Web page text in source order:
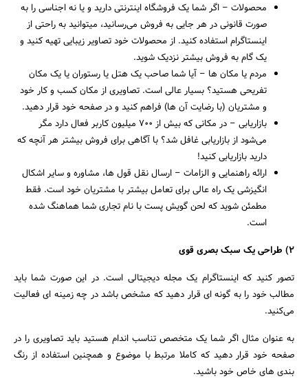
محصولات – اگر شما یک فروشگاه اینترنتی دارید و یا نه اجناسی را به
صورت قانونی در هر جایی به فروش می‌رسانید، میتوانید به راحتی از
اینستاگرام استفاده کنید. از محصولات خود تصاویر زیبایی تهیه کنید و
یک گام به فروش بیشتر نزدیک شوید.
مردم یا مکان ها – آیا شما صاحب یک هتل یا رستوران یا یک مکان
تفریحی هستید؟ بسیار عالی است. تصاویری از مکان کسب و کار خود
و مشتریان (با رضایت آن ها) فراهم کنید و در صفحه خود قرار دهید.
بازاریابی – در مکانی که بیش از ۷۰۰ میلیون کاربر فعال دارد مگر
می‌شود از بازاریابی غافل شد؟ با آگاهی برای فروش بیشتر هر آنچه که
دارید بازاریابی کنید!
ارائه راهنمایی و الزامات – ارسال نقل قول ها، مشاوره و سایر اشکال
انگیزشی یک راه عالی برای تعامل بیشتر با مشتریان خود است. فقط
مطمئن شوید که لحن گویش پست با نام تجاری شما هماهنگ شده
است.
۲) طراحی یک سبک بصری قوی
تصور کنید که اینستاگرام یک مجله دیجیتالی است. در این صورت شما باید
مطالب خود را به گونه ای قرار دهید که مشخص باشد در چه زمینه ای فعالیت
می‌کنید.
به عنوان مثال اگر شما یک متخصص تناسب اندام هستید باید تصاویری را در
صفحه خود قرار دهید که کاملا مرتبط با موضوع و همچنین استفاده از رنگ
بندی های خاص خود باشید.